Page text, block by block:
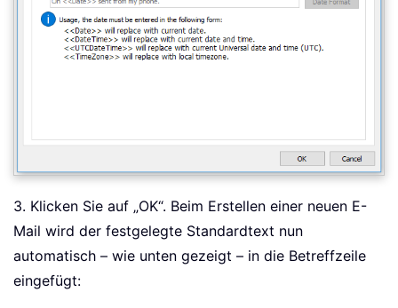
3. Klicken Sie auf „OK“. Beim Erstellen einer neuen E-
Mail wird der festgelegte Standardtext nun
automatisch – wie unten gezeigt – in die Betreffzeile
eingefügt: